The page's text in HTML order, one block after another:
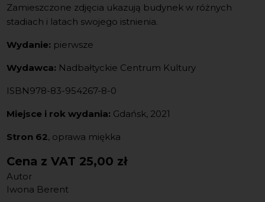
Zamieszczone zdjęcia ukazują budynek w różnych
stadiach i latach swojego istnienia.
Wydanie: pierwsze
Wydawca: Nadbałtyckie Centrum Kultury
ISBN978-83-954267-8-0
Miejsce i rok wydania: Gdańsk, 2021
Stron 62, oprawa miękka
Cena z VAT 25,00 zł
Autor
Iwona Berent